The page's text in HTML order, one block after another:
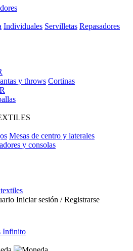
Individuales Servilletas Repasadores
y throws Cortinas
Mesas de centro y laterales
y consolas
Iniciar sesión / Registrarse